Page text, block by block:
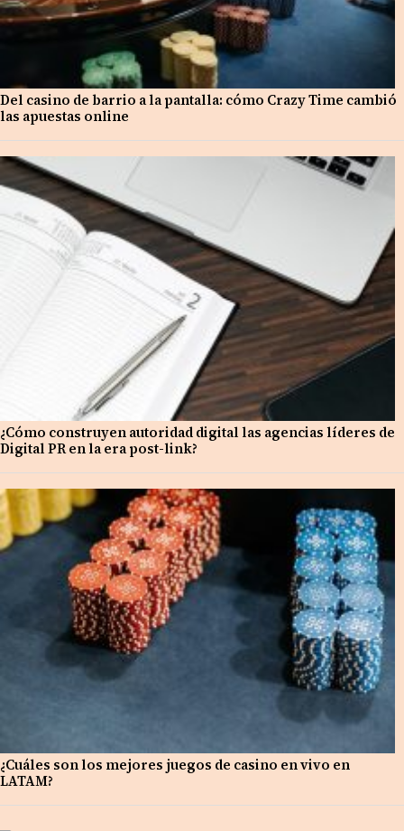
Del casino de barrio a la pantalla: cómo Crazy Time cambió
las apuestas online
¿Cómo construyen autoridad digital las agencias líderes de
Digital PR en la era post-link?
¿Cuáles son los mejores juegos de casino en vivo en
LATAM?